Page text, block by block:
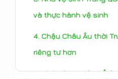
và thực hành vệ sinh
Chậu Châu Âu thời
riêng tư hơn
Nhà tiêu Ai Cập cổ